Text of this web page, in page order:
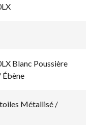
Blanc Poussière
Métallisé /